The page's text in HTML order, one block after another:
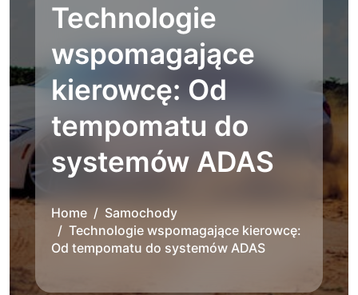
Technologie
wspomagające
kierowcę: Od
tempomatu do
systemów ADAS
Home
Samochody
Technologie wspomagające kierowcę:
Od tempomatu do systemów ADAS